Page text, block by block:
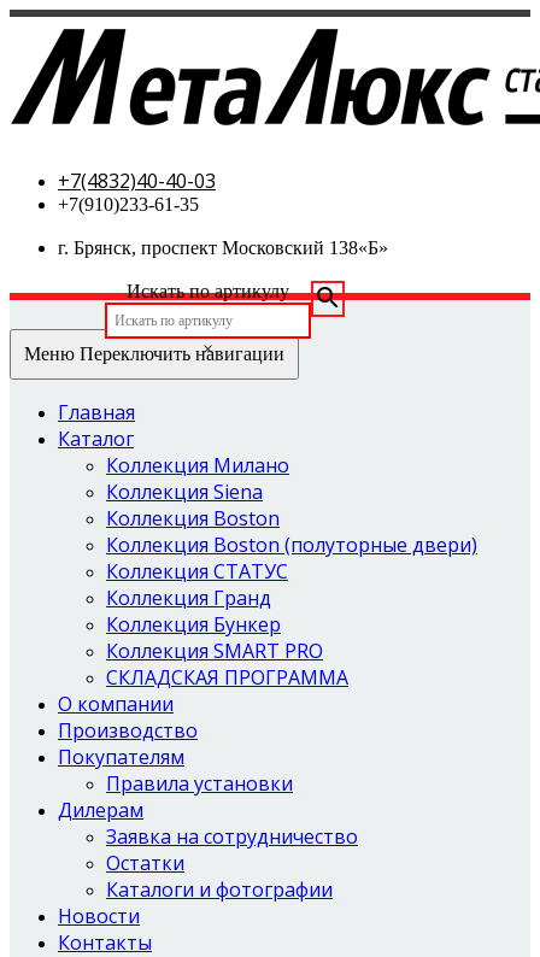
+7(4832)40-40-03
+7(910)233-61-35
г. Брянск, проспект Московский 138«Б»
Искать по артикулу
×
Меню Переключить навигации
Главная
Каталог
Коллекция Милано
Коллекция Siena
Коллекция Boston
Коллекция Boston (полуторные двери)
Коллекция СТАТУС
Коллекция Гранд
Коллекция Бункер
Коллекция SMART PRO
СКЛАДСКАЯ ПРОГРАММА
О компании
Производство
Покупателям
Правила установки
Дилерам
Заявка на сотрудничество
Остатки
Каталоги и фотографии
Новости
Контакты